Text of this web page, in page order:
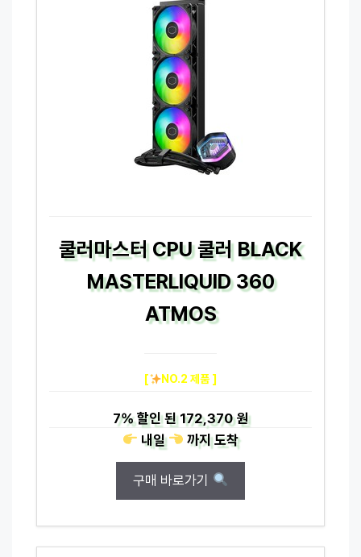
쿨러마스터 CPU 쿨러 BLACK
MASTERLIQUID 360
ATMOS
[ NO.2 제품 ]
7%할인 된172,370 원
내일
까지도착
구매 바로가기